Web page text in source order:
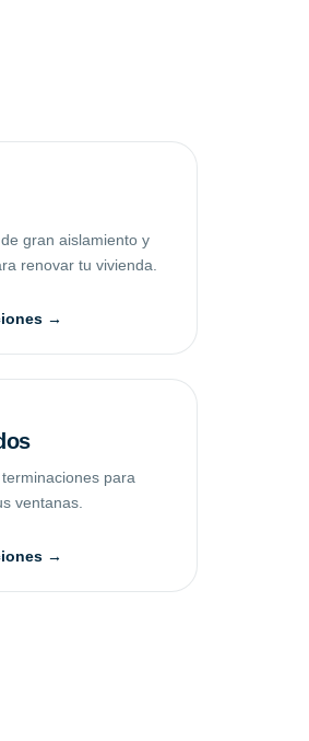
gran aislamiento y
renovar tu vivienda.
→
para
ventanas.
→